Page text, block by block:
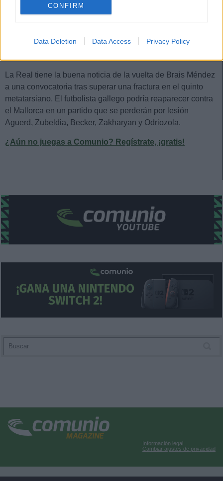
CONFIRM
Data Deletion Data Access Privacy Policy
una vez más de Bryan Zaragoza. El extremo andaluz sigue
La Real tiene la buena noticia de la vuelta de Brais Méndez
a una convocatoria tras superar una fractura en el quinto
metatarsiano. El futbolista gallego podría reaparecer contra
el Mallorca en un partido que se perderán por lesión
Aguerd, Zubeldia, Becker, Zakharyan y Odriozola.
¿Aún no juegas a Comunio? Regístrate, ¡gratis!
Información legal
Cambiar ajustes de privacidad